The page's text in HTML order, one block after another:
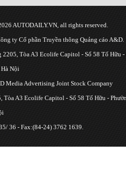
AUTODAILY.VN, all rights reserved.
ty Cổ phần Truyền thông Quảng cáo A&D.
2205, Tòa A3 Ecolife Capitol - Số 58 Tố Hữu
Nội
Media Advertising Joint Stock Company
Tòa A3 Ecolife Capitol - Số 58 Tố Hữu -
36 - Fax:(84-24) 3762 1639.